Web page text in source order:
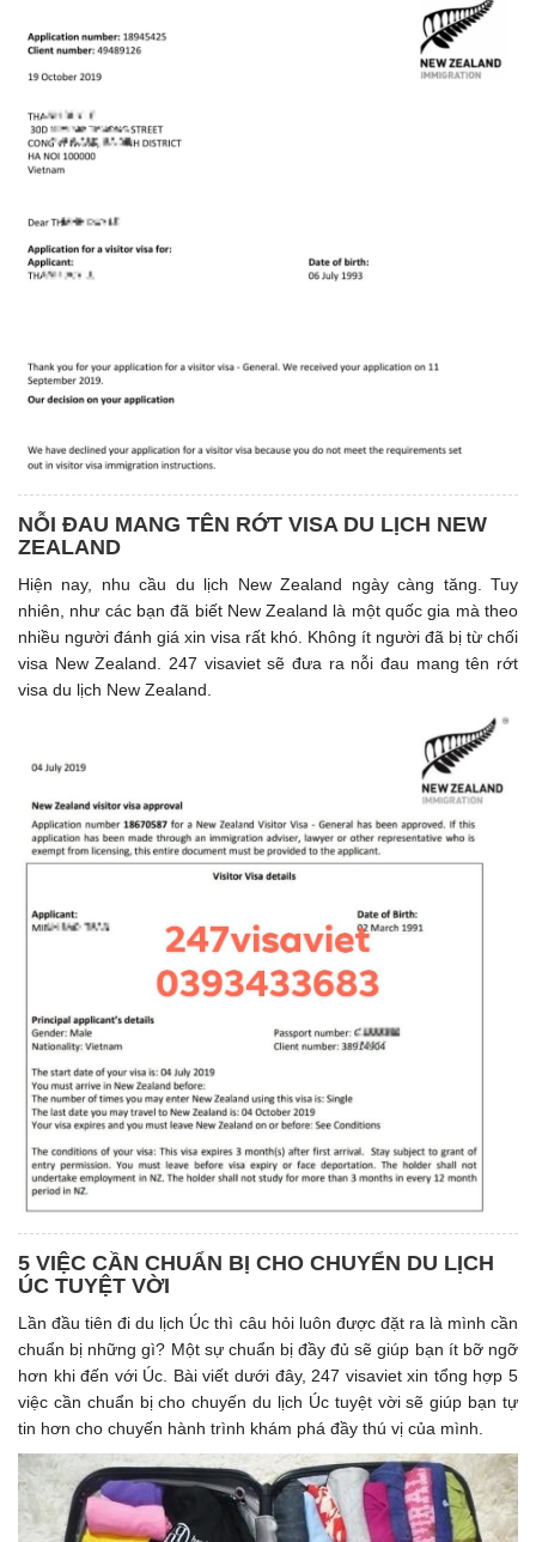
NỖI ĐAU MANG TÊN RỚT VISA DU LỊCH NEW
ZEALAND
Hiện nay, nhu cầu du lịch New Zealand ngày càng tăng. Tuy
nhiên, như các bạn đã biết New Zealand là một quốc gia mà theo
nhiều người đánh giá xin visa rất khó. Không ít người đã bị từ chối
visa New Zealand. 247 visaviet sẽ đưa ra nỗi đau mang tên rớt
visa du lịch New Zealand.
5 VIỆC CẦN CHUẨN BỊ CHO CHUYỂN DU LỊCH
ÚC TUYỆT VỜI
Lần đầu tiên đi du lịch Úc thì câu hỏi luôn được đặt ra là mình cần
chuẩn bị những gì? Một sự chuẩn bị đầy đủ sẽ giúp bạn ít bỡ ngỡ
hơn khi đến với Úc. Bài viết dưới đây, 247 visaviet xin tổng hợp 5
việc cần chuẩn bị cho chuyến du lịch Úc tuyệt vời sẽ giúp bạn tự
tin hơn cho chuyến hành trình khám phá đầy thú vị của mình.